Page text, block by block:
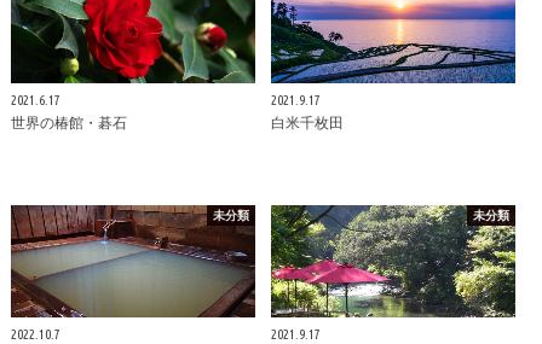
2021.6.17
世界の椿館・碁石
2021.9.17
白米千枚田
未分類
2022.10.7
未分類
2021.9.17